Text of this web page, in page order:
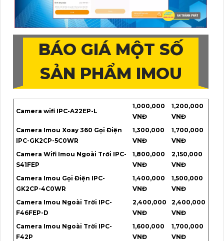
BÁO GIÁ MỘT SỐ
SẢN PHẨM IMOU
Camera wifi IPC-A22EP-L
1,000,000
VNĐ
1,200,000
VNĐ
Camera Imou Xoay 360 Gọi Điện
IPC-GK2CP-5C0WR
1,300,000
VNĐ
1,700,000
VNĐ
Camera Wifi Imou Ngoài Trời IPC-
S41FEP
1,800,000
VNĐ
2,150,000
VNĐ
Camera Imou Gọi Điện IPC-
GK2CP-4C0WR
1,400,000
VNĐ
1,500,000
VNĐ
Camera Imou Ngoài Trời IPC-
F46FEP-D
2,400,000
VNĐ
2,400,000
VNĐ
Camera Imou Ngoài Trời IPC-
F42P
1,600,000
VNĐ
1,700,000
VNĐ